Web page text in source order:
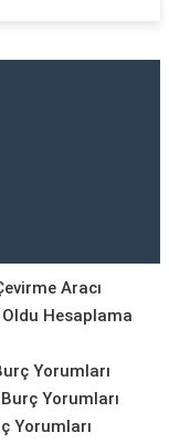
Aracı
Oldu Hesaplama
Yorumları
Yorumları
Yorumları